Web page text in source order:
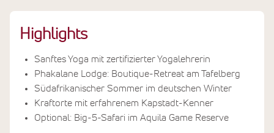
Highlights
Sanftes Yoga mit zertifizierter Yogalehrerin
Phakalane Lodge: Boutique-Retreat am Tafelberg
Südafrikanischer Sommer im deutschen Winter
Kraftorte mit erfahrenem Kapstadt-Kenner
Optional: Big-5-Safari im Aquila Game Reserve